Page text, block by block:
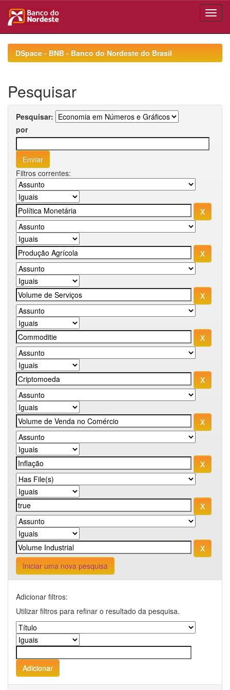
navigationDSpace - BNB - Banco do Nordeste do Brasil
Pesquisar
Pesquisar:
por
Filtros correntes:
Iniciar uma nova pesquisa
Adicionar filtros:
Utilizar filtros para refinar o resultado da pesquisa.